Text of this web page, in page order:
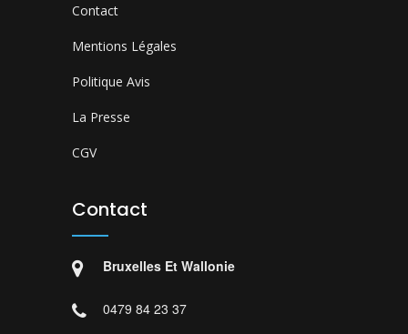
Contact
Mentions Légales
Politique Avis
La Presse
CGV
Contact
Bruxelles Et Wallonie
0479 84 23 37